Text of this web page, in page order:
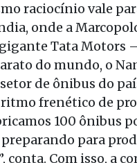
raciocínio vale
onde a
Tata Motors
do mundo, o
de ônibus do
frenético de
100 ônibus
preparando para
conta. Com isso, a